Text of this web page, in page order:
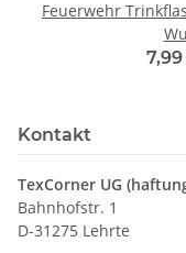
Feuerwehr
Kontakt
TexCorner UG
Bahnhofstr. 1
D-31275 Lehrte